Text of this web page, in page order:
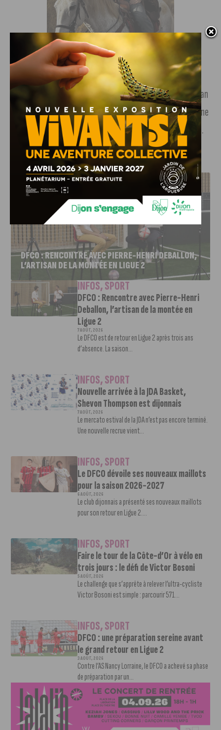
© Disney +
Pour le moment, aucune bande-annonce n’a été diffusé. En
revanche, il est certain qu’avec ce rôle emblématique, Alban
Lenoir confirme son ascension. De quoi donner aux locaux une
bonne raison de surveiller le calendrier des sorties en 2026.
J'AIME LE DFCO
DFCO : RENCONTRE AVEC PIERRE-HENRI DEBALLON,
L’ARTISAN DE LA MONTÉE EN LIGUE 2
INFOS,SPORT
DFCO : Rencontre avec Pierre-Henri
Deballon, l’artisan de la montée en
Ligue 2
7 AOÛT, 2026
Le DFCO est de retour en Ligue 2 après trois ans
d’absence. La saison...
INFOS,SPORT
Nouvelle arrivée à la JDA Basket,
Shevon Thompson est dijonnais
7 AOÛT, 2026
Le mercato estival de la JDA n’est pas encore terminé.
Une nouvelle recrue vient...
INFOS,SPORT
Le DFCO dévoile ses nouveaux maillots
pour la saison 2026-2027
6 AOÛT, 2026
Le club dijonnais a présenté ses nouveaux maillots
pour son retour en Ligue 2....
INFOS,SPORT
Faire le tour de la Côte-d’Or à vélo en
trois jours : le défi de Victor Bosoni
5 AOÛT, 2026
Le challenge que s’apprête à relever l’ultra-cycliste
Victor Bosoni est simple : parcourir 571...
INFOS,SPORT
DFCO : une préparation sereine avant
le grand retour en Ligue 2
3 AOÛT, 2026
Contre l’AS Nancy Lorraine, le DFCO a achevé sa phase
de préparation par un...